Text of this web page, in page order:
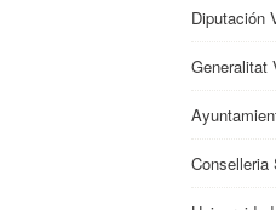
Diputación
Generalitat
Conselleria